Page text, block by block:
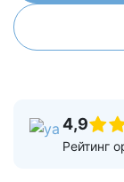
4,9
Рейтинг